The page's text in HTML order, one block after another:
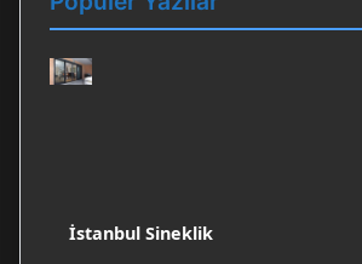
İstanbul Sineklik